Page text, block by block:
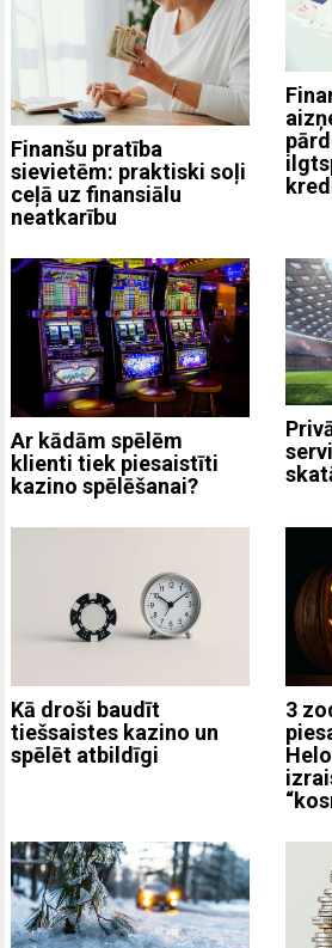
Finanšu pratība
sievietēm: praktiski soļi
ceļā uz finansiālu
neatkarību
Ar kādām spēlēm
klienti tiek piesaistīti
kazino spēlēšanai?
Kā droši baudīt
tiešsaistes kazino un
spēlēt atbildīgi
3